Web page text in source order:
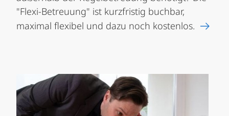
"Flexi-Betreuung" ist kurzfristig buchbar,
maximal flexibel und dazu noch kostenlos.